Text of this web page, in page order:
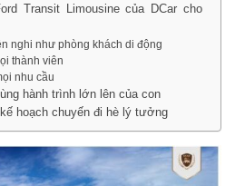
Transit Limousine của DCar cho
nghi như phòng khách di động
thành viên
nhu cầu
hành trình lớn lên của con
hoạch chuyến đi hè lý tưởng